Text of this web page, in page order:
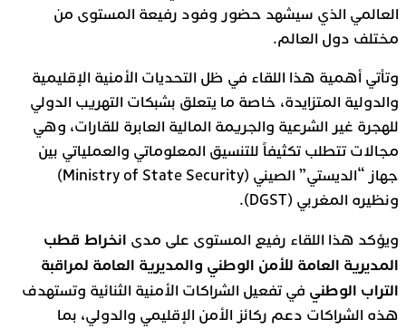
العالمي الذي سيشهد حضور وفود رفيعة المستوى من
مختلف دول العالم.
وتأتي أهمية هذا اللقاء في ظل التحديات الأمنية الإقليمية
والدولية المتزايدة، خاصة ما يتعلق بشبكات التهريب الدولي
للهجرة غير الشرعية والجريمة المالية العابرة للقارات، وهي
مجالات تتطلب تكثيفاً للتنسيق المعلوماتي والعملياتي بين
جهاز “الديستي” الصيني (Ministry of State Security)
ونظيره المغربي (DGST).
ويؤكد هذا اللقاء رفيع المستوى على مدى انخراط قطب
المديرية العامة للأمن الوطني والمديرية العامة لمراقبة
التراب الوطني في تفعيل الشراكات الأمنية الثنائية وتستهدف
هذه الشراكات دعم ركائز الأمن الإقليمي والدولي، بما